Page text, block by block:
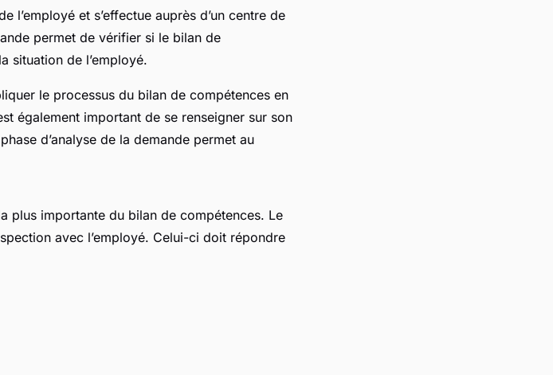
l’employé et s’effectue auprès d’un centre de
permet de vérifier si le bilan de
situation de l’employé.
le processus du bilan de compétences en
également important de se renseigner sur son
d’analyse de la demande permet au
plus importante du bilan de compétences. Le
avec l’employé. Celui-ci doit répondre